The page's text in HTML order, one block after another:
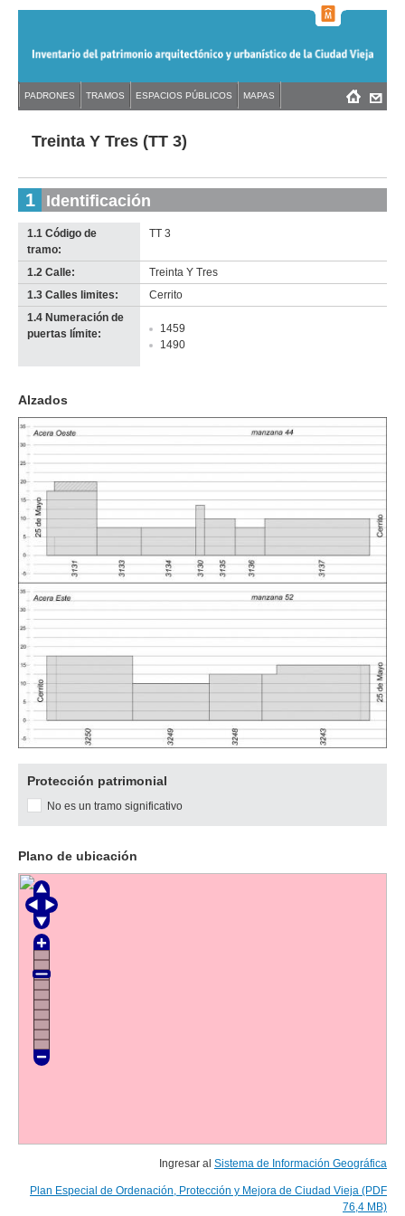
navigation
Back
topTreinta Y Tres (TT 3)
1 Identificación
1.1 Código de
tramo:
TT 3
1.2 Calle:
Treinta Y Tres
1.3 Calles limites:
Cerrito
1.4 Numeración de
puertas límite:
1459
1490
Alzados
Descargar
original
Protección patrimonial
No es un tramo significativo
Plano de ubicación
Ingresar al Sistema de Información Geográfica
Plan Especial de Ordenación, Protección y Mejora de Ciudad Vieja (PDF
76,4 MB)
Back
to Menú
PADRONES TRAMOS ESPACIOS PÚBLICOS MAPAS